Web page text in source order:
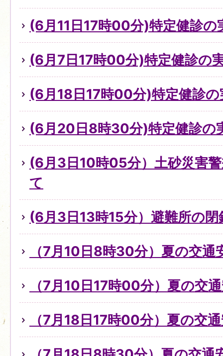
(6月11日17時00分)特定健診の
(6月7日17時00分)特定健診の
(6月18日17時00分)特定健診
(6月20日8時30分)特定健診の
(6月3日10時05分）土砂災害
て
(6月3日13時15分）避難所の
（7月10日8時30分）夏の交通
（7月10日17時00分）夏の交
（7月18日17時00分）夏の交